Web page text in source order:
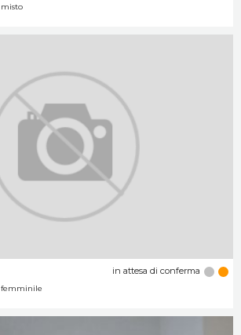
misto
in attesa di conferma
femminile